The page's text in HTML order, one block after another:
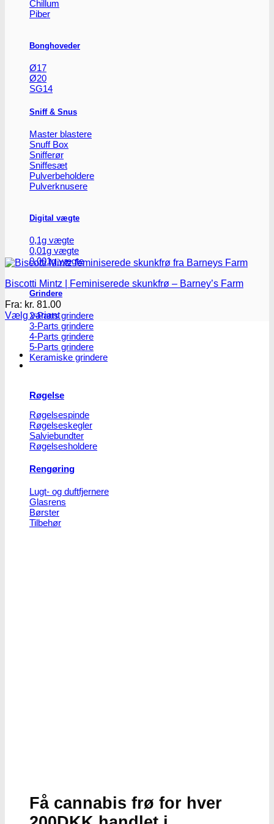
Chillum
Piber
Bonghoveder
Ø17
Ø20
SG14
Sniff & Snus
Master blastere
Snuff Box
Snifferør
Sniffesæt
Pulverbeholdere
Pulverknusere
Digital vægte
0,1g vægte
0,01g vægte
0,001g vægte
Grindere
2-Parts grindere
3-Parts grindere
4-Parts grindere
5-Parts grindere
Keramiske grindere
Røgelse
Røgelsespinde
Røgelseskegler
Salviebundter
Røgelsesholdere
Rengøring
Lugt- og duftfjernere
Glasrens
Børster
Tilbehør
Få cannabis frø for hver
varianter.
vælges
varesiden
Biscotti Mintz | Feminiserede skunkfrø – Barney’s Farm
Fra: kr. 81.00
Vælg variant
flere
varianter.
vælges
varesiden